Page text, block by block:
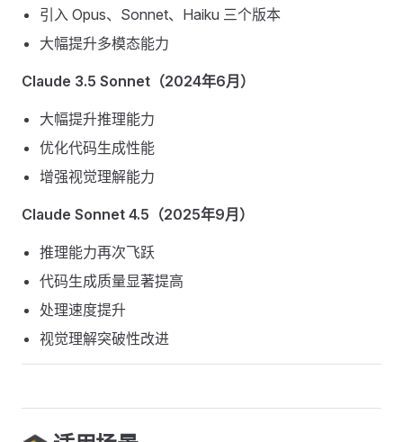
引入 Opus、Sonnet、Haiku 三个版本
大幅提升多模态能力
Claude 3.5 Sonnet（2024年6月）
大幅提升推理能力
优化代码生成性能
增强视觉理解能力
Claude Sonnet 4.5（2025年9月）
推理能力再次飞跃
代码生成质量显著提高
处理速度提升
视觉理解突破性改进